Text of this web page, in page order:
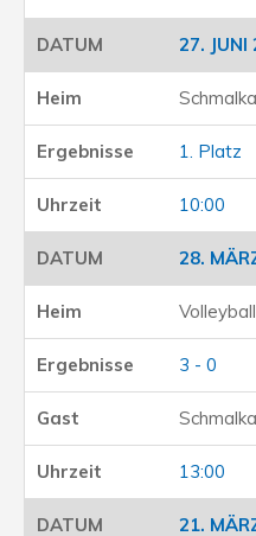
27. JUNI
1. Platz
10:00
28.
3 - 0
13:00
21.